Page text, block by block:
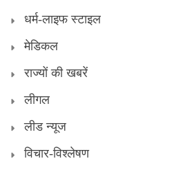
धर्म-लाइफ स्टाइल
मेडिकल
राज्यों की खबरें
लीगल
लीड न्यूज
विचार-विश्लेषण